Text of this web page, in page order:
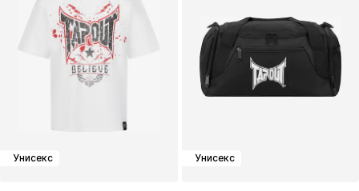
Унисекс Унисекс